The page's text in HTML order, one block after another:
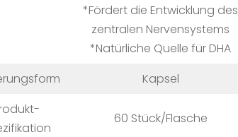
*Fördert die Entwicklung des
zentralen Nervensystems
*Natürliche Quelle für DHA
Kapsel
60 Stück/Flasche